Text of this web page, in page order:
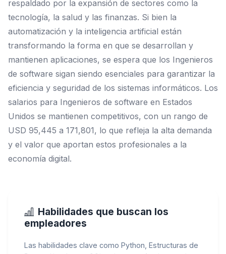
respaldado por la expansión de sectores como la
tecnología, la salud y las finanzas. Si bien la
automatización y la inteligencia artificial están
transformando la forma en que se desarrollan y
mantienen aplicaciones, se espera que los Ingenieros
de software sigan siendo esenciales para garantizar la
eficiencia y seguridad de los sistemas informáticos. Los
salarios para Ingenieros de software en Estados
Unidos se mantienen competitivos, con un rango de
USD 95,445 a 171,801, lo que refleja la alta demanda
y el valor que aportan estos profesionales a la
economía digital.
Habilidades que buscan los
empleadores
Las habilidades clave como Python, Estructuras de